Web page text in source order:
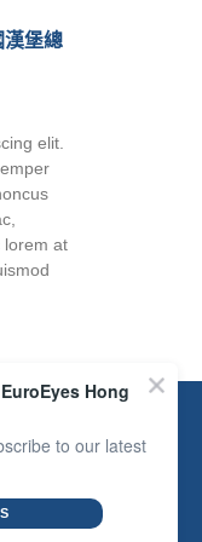
堡總
elit.
lorem at
鏈接
Hong
to our latest